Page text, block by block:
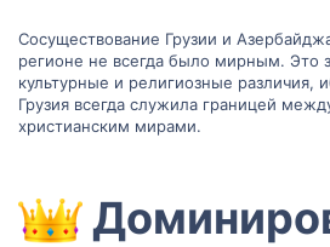
Сосуществование Грузии и
регионе не всегда было мирным. Это
культурные и религиозные различия,
Грузия всегда служила границей
христианским мирами.